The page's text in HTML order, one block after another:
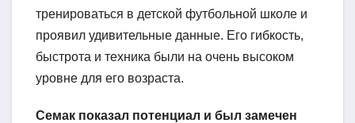
тренироваться в детской футбольной школе и
проявил удивительные данные. Его гибкость,
быстрота и техника были на очень высоком
уровне для его возраста.
Семак показал потенциал и был замечен